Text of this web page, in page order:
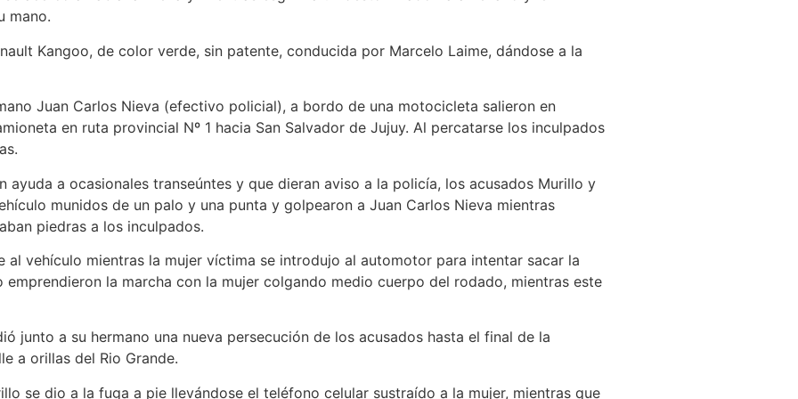
mano.
Kangoo, de color verde, sin patente, conducida por Marcelo Laime, dándose a la
Juan Carlos Nieva (efectivo policial), a bordo de una motocicleta salieron en
en ruta provincial Nº 1 hacia San Salvador de Jujuy. Al percatarse los inculpados
ayuda a ocasionales transeúntes y que dieran aviso a la policía, los acusados Murillo y
munidos de un palo y una punta y golpearon a Juan Carlos Nieva mientras
piedras a los inculpados.
al vehículo mientras la mujer víctima se introdujo al automotor para intentar sacar la
la marcha con la mujer colgando medio cuerpo del rodado, mientras este
junto a su hermano una nueva persecución de los acusados hasta el final de la
a orillas del Rio Grande.
se dio a la fuga a pie llevándose el teléfono celular sustraído a la mujer, mientras que